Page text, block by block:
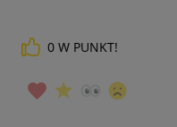
0 W PUNKT!